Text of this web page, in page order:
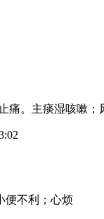
痛。主痰湿咳嗽
便不利；心烦